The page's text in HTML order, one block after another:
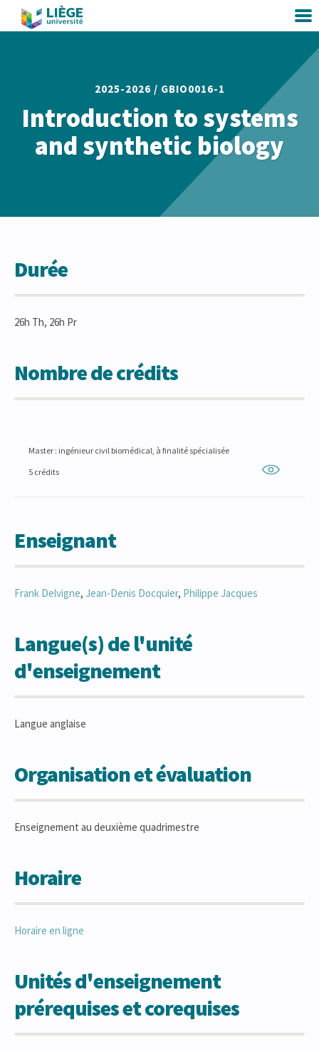
2025-2026 / GBIO0016-1
Introduction to systems
and synthetic biology
Durée
26h Th, 26h Pr
Nombre de crédits
Master : ingénieur civil biomédical, à finalité spécialisée
5 crédits
Enseignant
Frank Delvigne, Jean-Denis Docquier, Philippe Jacques
Langue(s) de l'unité
d'enseignement
Langue anglaise
Organisation et évaluation
Enseignement au deuxième quadrimestre
Horaire
Horaire en ligne
Unités d'enseignement
prérequises et corequises